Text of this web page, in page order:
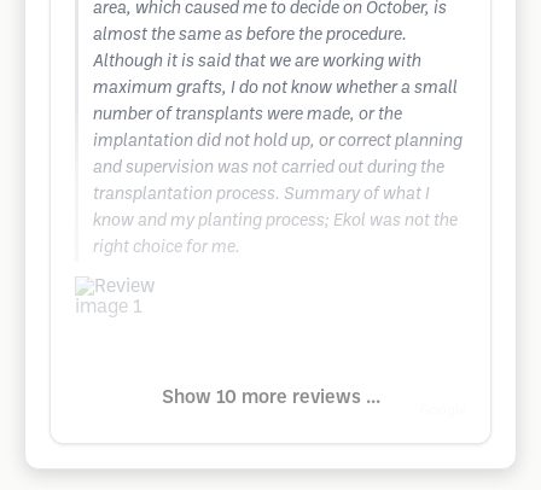
area, which caused me to decide on October, is
almost the same as before the procedure.
Although it is said that we are working with
maximum grafts, I do not know whether a small
number of transplants were made, or the
implantation did not hold up, or correct planning
and supervision was not carried out during the
transplantation process. Summary of what I
know and my planting process; Ekol was not the
right choice for me.
Show 10 more reviews ...